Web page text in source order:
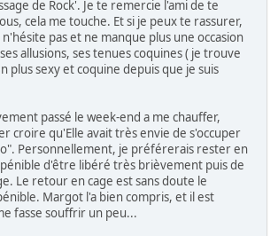
de Rock'. Je te remercie l'ami de te
cela me touche. Et si je peux te rassurer,
pas et ne manque plus une occasion
allusions, ses tenues coquines ( je trouve
plus sexy et coquine depuis que je suis
passé le week-end a me chauffer,
croire qu'Elle avait très envie de s'occuper
Personnellement, je préférerais rester en
d'être libéré très brièvement puis de
Le retour en cage est sans doute le
Margot l'a bien compris, et il est
fasse souffrir un peu...